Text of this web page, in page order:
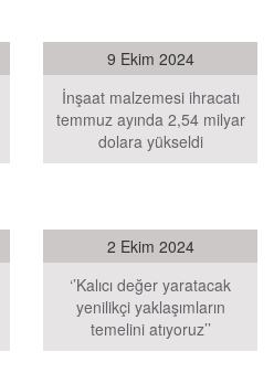
9 Ekim 2024
İnşaat malzemesi ihracatı
temmuz ayında 2,54 milyar
dolara yükseldi
2 Ekim 2024
‘’Kalıcı değer yaratacak
yenilikçi yaklaşımların
temelini atıyoruz’’